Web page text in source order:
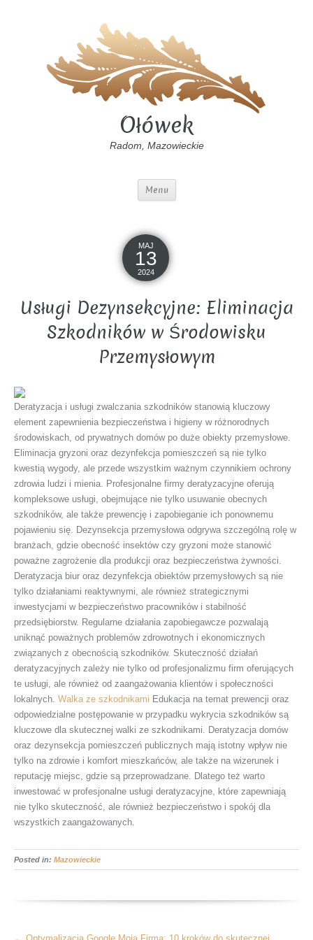
Ołówek
Radom, Mazowieckie
Menu
MAJ
13
2024
Usługi Dezynsekcyjne: Eliminacja
Szkodników w Środowisku
Przemysłowym
Deratyzacja i usługi zwalczania szkodników stanowią kluczowy
element zapewnienia bezpieczeństwa i higieny w różnorodnych
środowiskach, od prywatnych domów po duże obiekty przemysłowe.
Eliminacja gryzoni oraz dezynfekcja pomieszczeń są nie tylko
kwestią wygody, ale przede wszystkim ważnym czynnikiem ochrony
zdrowia ludzi i mienia. Profesjonalne firmy deratyzacyjne oferują
kompleksowe usługi, obejmujące nie tylko usuwanie obecnych
szkodników, ale także prewencję i zapobieganie ich ponownemu
pojawieniu się. Dezynsekcja przemysłowa odgrywa szczególną rolę w
branżach, gdzie obecność insektów czy gryzoni może stanowić
poważne zagrożenie dla produkcji oraz bezpieczeństwa żywności.
Deratyzacja biur oraz dezynfekcja obiektów przemysłowych są nie
tylko działaniami reaktywnymi, ale również strategicznymi
inwestycjami w bezpieczeństwo pracowników i stabilność
przedsiębiorstw. Regularne działania zapobiegawcze pozwalają
uniknąć poważnych problemów zdrowotnych i ekonomicznych
związanych z obecnością szkodników. Skuteczność działań
deratyzacyjnych zależy nie tylko od profesjonalizmu firm oferujących
te usługi, ale również od zaangażowania klientów i społeczności
lokalnych. Walka ze szkodnikami Edukacja na temat prewencji oraz
odpowiedzialne postępowanie w przypadku wykrycia szkodników są
kluczowe dla skutecznej walki ze szkodnikami. Deratyzacja domów
oraz dezynsekcja pomieszczeń publicznych mają istotny wpływ nie
tylko na zdrowie i komfort mieszkańców, ale także na wizerunek i
reputację miejsc, gdzie są przeprowadzane. Dlatego też warto
inwestować w profesjonalne usługi deratyzacyjne, które zapewniają
nie tylko skuteczność, ale również bezpieczeństwo i spokój dla
wszystkich zaangażowanych.
Posted in: Mazowieckie